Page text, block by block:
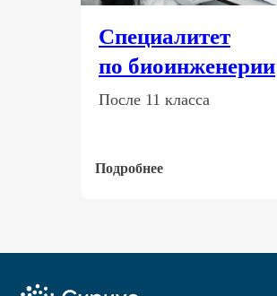
Специалитет
по биоинженерии
После 11 класса
Подробнее